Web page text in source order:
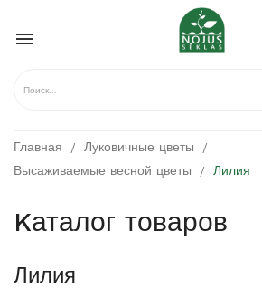

Главная
Луковичные цветы
Высаживаемые весной цветы
Лилия
Kаталог товаров
Лилия